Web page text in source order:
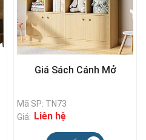
Giá Sách Cánh Mở
Mã SP: TN73
Giá: Liên hệ